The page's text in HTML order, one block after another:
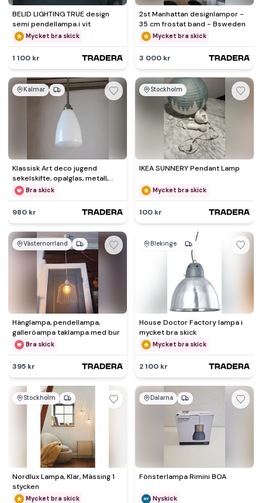
BELID LIGHTING TRUE design
semi pendellampa i vit
Mycket bra skick
1 100 kr
2st Manhattan designlampor -
35 cm frostat band - Bsweden
Mycket bra skick
3 000 kr
Kalmar
Klassisk Art deco jugend
sekelskifte, opalglas, metall,
justerbar teleskopstång
Bra skick
980 kr
Stockholm
IKEA SUNNERY Pendant Lamp
Mycket bra skick
100 kr
Västernorrland
Hänglampa, pendellampa,
galleröampa taklampa med bur
Bra skick
395 kr
Blekinge
House Doctor Factory lampa i
mycket bra skick
Mycket bra skick
2 100 kr
Stockholm
Nordlux Lampa, Klar, Mässing 1
stycken
Mycket bra skick
Dalarna
Fönsterlampa Rimini BOA
Nyskick